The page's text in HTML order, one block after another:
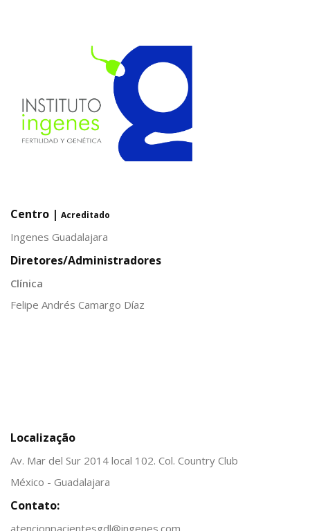
Centro | Acreditado
Ingenes Guadalajara
Diretores/Administradores
Clínica
Felipe Andrés Camargo Díaz
Localização
Av. Mar del Sur 2014 local 102. Col. Country Club
México - Guadalajara
Contato: